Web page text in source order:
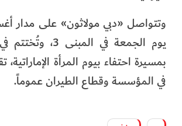
وتتواصل «دبي مولاثون» على مدار
بمسيرة احتفاء بيوم المرأة الإماراتية،
في المؤسسة وقطاع الطيران عموماً.